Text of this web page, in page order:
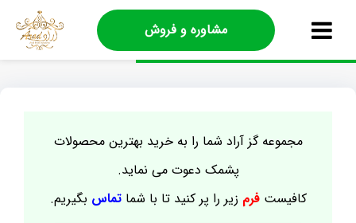
مشاوره و فروش
مجموعه گز آراد شما را به خرید بهترین محصولات
پشمک دعوت می نماید.
کافیستفرم زیر را پر کنید تا با شماتماس بگیریم.